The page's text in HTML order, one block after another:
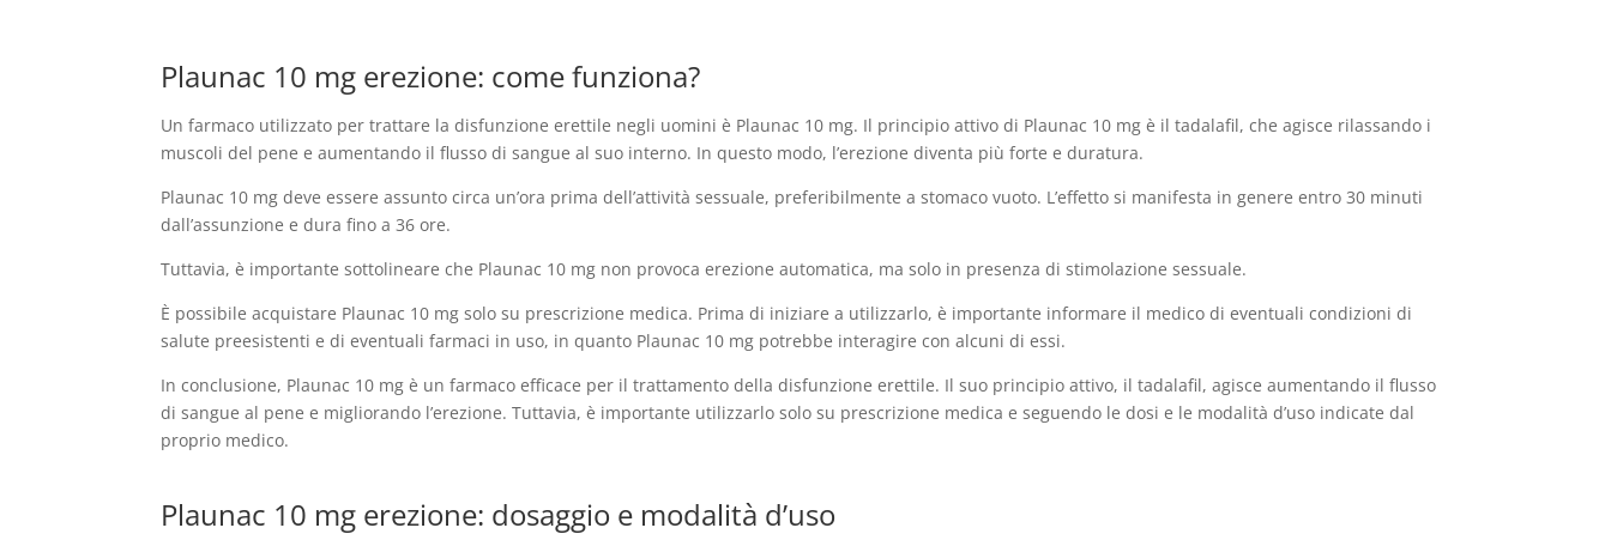
Plaunac 10 mg erezione: come funziona?
Un farmaco utilizzato per trattare la disfunzione erettile negli uomini è Plaunac 10 mg. Il principio attivo di Plaunac 10 mg è il tadalafil, che agisce rilassando i
muscoli del pene e aumentando il flusso di sangue al suo interno. In questo modo, l’erezione diventa più forte e duratura.
Plaunac 10 mg deve essere assunto circa un’ora prima dell’attività sessuale, preferibilmente a stomaco vuoto. L’effetto si manifesta in genere entro 30 minuti
dall’assunzione e dura fino a 36 ore.
Tuttavia, è importante sottolineare che Plaunac 10 mg non provoca erezione automatica, ma solo in presenza di stimolazione sessuale.
È possibile acquistare Plaunac 10 mg solo su prescrizione medica. Prima di iniziare a utilizzarlo, è importante informare il medico di eventuali condizioni di
salute preesistenti e di eventuali farmaci in uso, in quanto Plaunac 10 mg potrebbe interagire con alcuni di essi.
In conclusione, Plaunac 10 mg è un farmaco efficace per il trattamento della disfunzione erettile. Il suo principio attivo, il tadalafil, agisce aumentando il flusso
di sangue al pene e migliorando l’erezione. Tuttavia, è importante utilizzarlo solo su prescrizione medica e seguendo le dosi e le modalità d’uso indicate dal
proprio medico.
Plaunac 10 mg erezione: dosaggio e modalità d’uso